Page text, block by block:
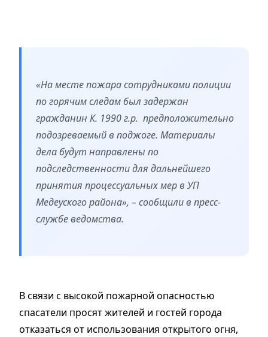
«На месте пожара сотрудниками полиции
по горячим следам был задержан
гражданин К. 1990 г.р. предположительно
подозреваемый в поджоге. Материалы
дела будут направлены по
подследственности для дальнейшего
принятия процессуальных мер в УП
Медеуского района», – сообщили в пресс-
службе ведомства.
В связи с высокой пожарной опасностью
спасатели просят жителей и гостей города
отказаться от использования открытого огня,